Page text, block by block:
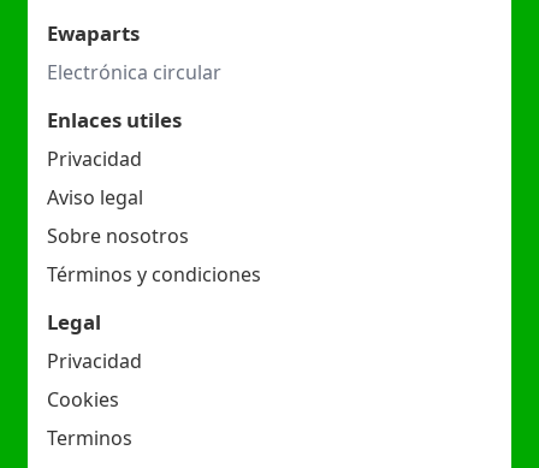
Ewaparts
Electrónica circular
Enlaces utiles
Privacidad
Aviso legal
Sobre nosotros
Términos y condiciones
Legal
Privacidad
Cookies
Terminos